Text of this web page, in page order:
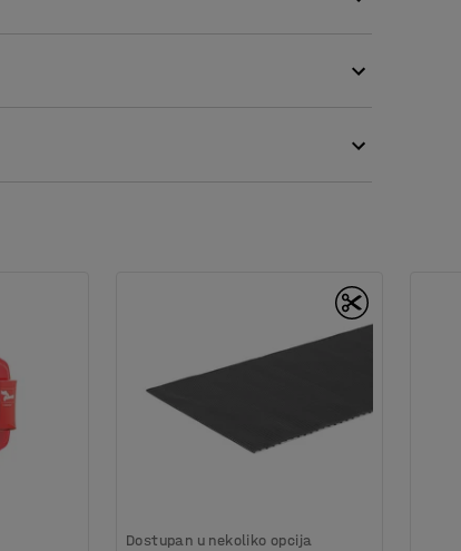
za ormariće, postavite jednu ili više
Sjedište, naslon i nosači za kukice
Dostupan u nekoliko opcija